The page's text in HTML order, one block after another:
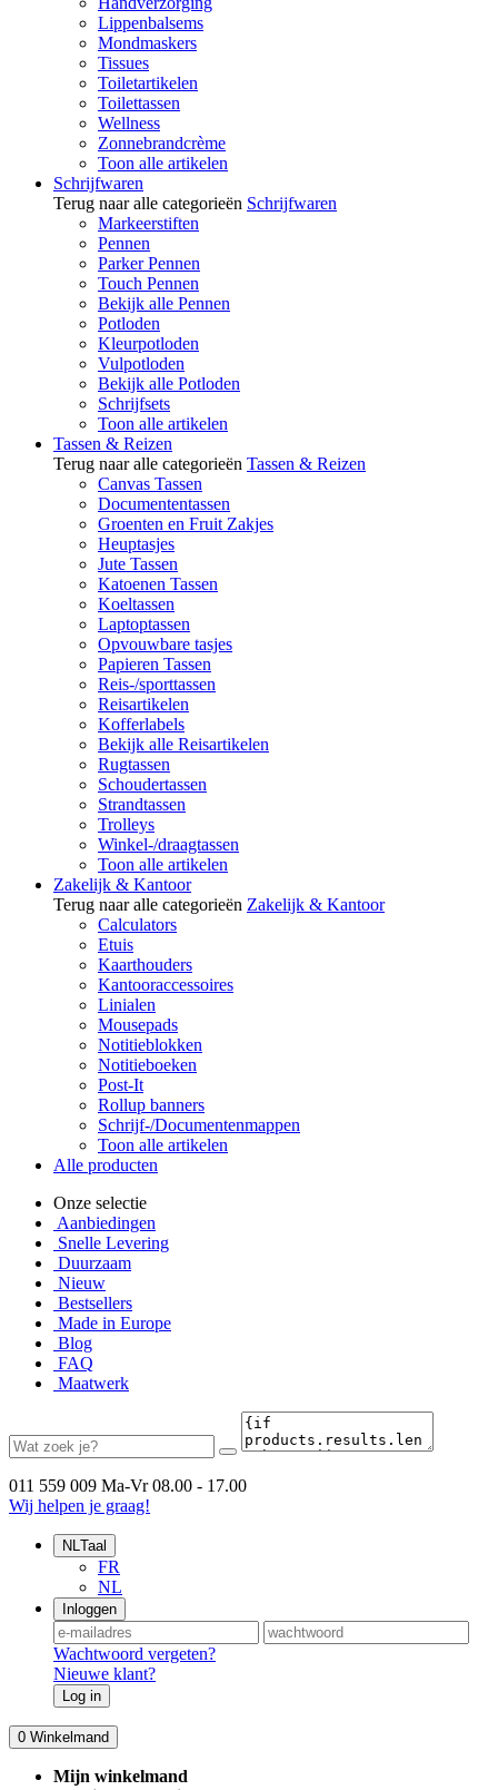
Lippenbalsems
Mondmaskers
Tissues
Toiletartikelen
Toilettassen
Wellness
Zonnebrandcrème
Toon alle artikelen
Schrijfwaren
Terug naar alle categorieën Schrijfwaren
Markeerstiften
Pennen
Parker Pennen
Touch Pennen
Bekijk alle Pennen
Potloden
Kleurpotloden
Vulpotloden
Bekijk alle Potloden
Schrijfsets
Toon alle artikelen
Tassen & Reizen
Terug naar alle categorieën Tassen & Reizen
Canvas Tassen
Documententassen
Groenten en Fruit Zakjes
Heuptasjes
Jute Tassen
Katoenen Tassen
Koeltassen
Laptoptassen
Opvouwbare tasjes
Papieren Tassen
Reis-/sporttassen
Reisartikelen
Kofferlabels
Bekijk alle Reisartikelen
Rugtassen
Schoudertassen
Strandtassen
Trolleys
Winkel-/draagtassen
Toon alle artikelen
Zakelijk & Kantoor
Terug naar alle categorieën Zakelijk & Kantoor
Calculators
Etuis
Kaarthouders
Kantooraccessoires
Linialen
Mousepads
Notitieblokken
Notitieboeken
Post-It
Rollup banners
Schrijf-/Documentenmappen
Toon alle artikelen
Alle producten
Onze selectie
Aanbiedingen
Snelle Levering
Duurzaam
Nieuw
Bestsellers
Made in Europe
Blog
FAQ
Maatwerk
011 559 009 Ma-Vr 08.00 - 17.00
Wij helpen je graag!
NLTaal
FR
NL
Inloggen
Wachtwoord vergeten?
Nieuwe klant?
Log in
0 Winkelmand
Mijn winkelmand